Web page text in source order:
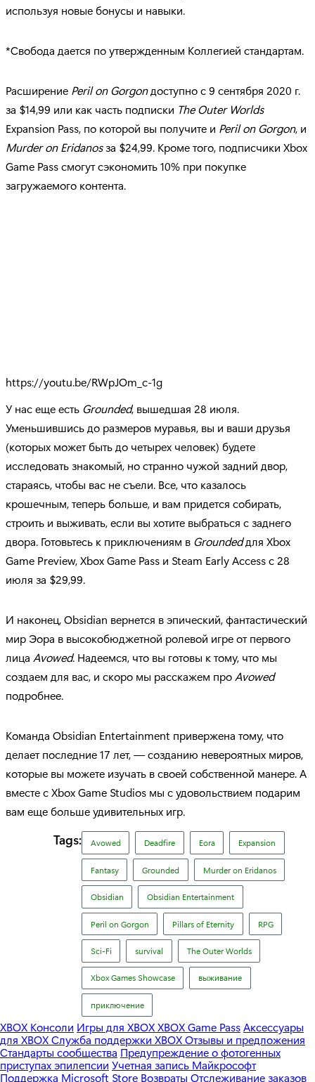
используя новые бонусы и навыки.
*Свобода дается по утвержденным Коллегией стандартам.
Расширение Peril on Gorgonдоступно с 9 сентября 2020 г.
за $14,99 или как часть подписки The Outer Worlds
Expansion Pass, по которой вы получите и Peril on Gorgon, и
Murder on Eridanosза $24,99. Кроме того, подписчики Xbox
Game Pass смогут сэкономить 10% при покупке
загружаемого контента.
https://youtu.be/RWpJOm_c-1g
У нас еще есть Grounded, вышедшая 28 июля.
Уменьшившись до размеров муравья, вы и ваши друзья
(которых может быть до четырех человек) будете
исследовать знакомый, но странно чужой задний двор,
стараясь, чтобы вас не съели. Все, что казалось
крошечным, теперь больше, и вам придется собирать,
строить и выживать, если вы хотите выбраться с заднего
двора. Готовьтесь к приключениям в Groundedдля Xbox
Game Preview, Xbox Game Pass и Steam Early Access с 28
июля за $29,99.
И наконец, Obsidian вернется в эпический, фантастический
мир Эора в высокобюджетной ролевой игре от первого
лица Avowed. Надеемся, что вы готовы к тому, что мы
создаем для вас, и скоро мы расскажем проAvowed
подробнее.
Команда Obsidian Entertainment привержена тому, что
делает последние 17 лет, — созданию невероятных миров,
которые вы можете изучать в своей собственной манере. А
вместе с Xbox Game Studios мы с удовольствием подарим
вам еще больше удивительных игр.
Tags: Avowed Deadfire Eora Expansion
Fantasy Grounded Murder on Eridanos
Obsidian Obsidian Entertainment
Peril on Gorgon Pillars of Eternity RPG
Sci-Fi survival The Outer Worlds
Xbox Games Showcase выживание
приключение
XBOX Консоли Игры для XBOXXBOX Game PassАксессуары
для XBOXСлужба поддержки XBOXОтзывы и предложения
Стандарты сообщества Предупреждение о фотогенных
приступах эпилепсии Учетная запись Майкрософт
Поддержка Microsoft Store Возвраты Отслеживание заказов